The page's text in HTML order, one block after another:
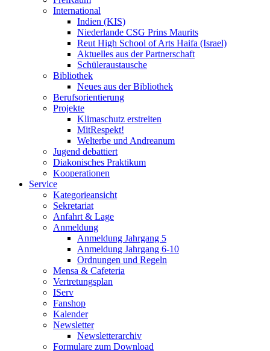
International
Indien (KIS)
Niederlande CSG Prins Maurits
Reut High School of Arts Haifa (Israel)
Aktuelles aus der Partnerschaft
Schüleraustausche
Bibliothek
Neues aus der Bibliothek
Berufsorientierung
Projekte
Klimaschutz erstreiten
MitRespekt!
Welterbe und Andreanum
Jugend debattiert
Diakonisches Praktikum
Kooperationen
Service
Kategorieansicht
Sekretariat
Anfahrt & Lage
Anmeldung
Anmeldung Jahrgang 5
Anmeldung Jahrgang 6-10
Ordnungen und Regeln
Mensa & Cafeteria
Vertretungsplan
IServ
Fanshop
Kalender
Newsletter
Newsletterarchiv
Formulare zum Download